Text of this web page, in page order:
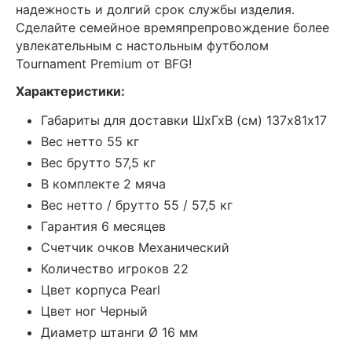
надежность и долгий срок службы изделия.
Сделайте семейное времяпрепровождение более
увлекательным с настольным футболом
Tournament Premium от BFG!
Характеристики:
Габариты для доставки ШхГхВ (см) 137х81х17
Вес нетто 55 кг
Вес брутто 57,5 кг
В комплекте 2 мяча
Вес нетто / брутто 55 / 57,5 кг
Гарантия 6 месяцев
Счетчик очков Механический
Количество игроков 22
Цвет корпуса Pearl
Цвет ног Черный
Диаметр штанги Ø 16 мм